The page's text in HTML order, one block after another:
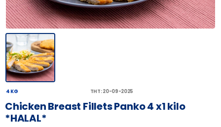
4 KG THT: 20-09-2025
Chicken Breast Fillets Panko 4 x1 kilo
*HALAL*